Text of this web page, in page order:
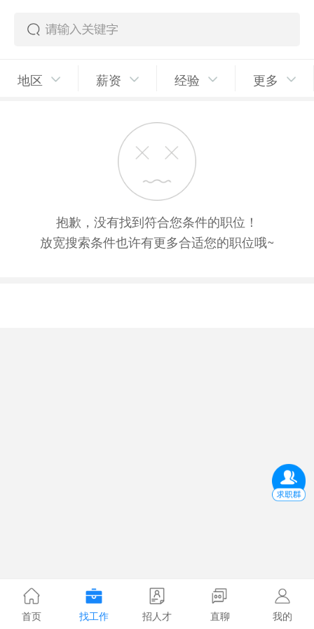
地区 薪资 经验 更多
抱歉，没有找到符合您条件的职位！
放宽搜索条件也许有更多合适您的职位哦~
首页 找工作 招人才 直聊 我的